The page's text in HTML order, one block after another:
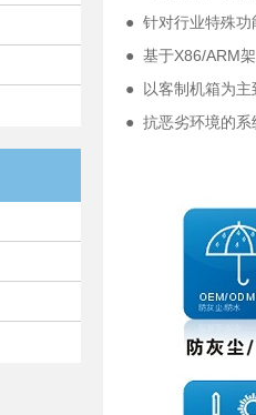
● 针对行业特殊功
● 基于X86/ARM
● 以客制机箱为
● 抗恶劣环境的